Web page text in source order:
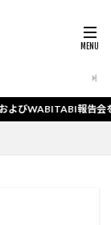
報告会を実施